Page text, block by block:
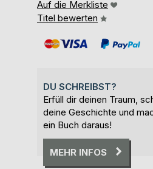
Auf die Merkliste
Titel bewerten
DU SCHREIBST?
Erfüll dir deinen Traum,
deine Geschichte und
ein Buch daraus!
MEHR INFOS